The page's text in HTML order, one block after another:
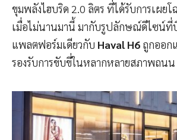
ขุมพลังไฮบริด 2.0 ลิตร ที่ได้รับการเผย
เมื่อไม่นานมานี้ มากับรูปลักษณ์ดีไซน์ที่
แพลตฟอร์มเดียวกับ Haval H6 ถูกออก
รองรับการขับขี่ในหลากหลายสภาพถนน